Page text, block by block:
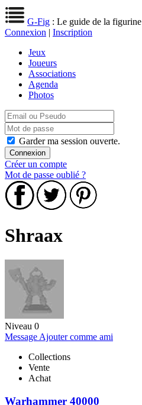
G-Fig : Le guide de la figurine
Connexion | Inscription
Jeux
Joueurs
Associations
Agenda
Photos
Garder ma session ouverte.
Créer un compte
Mot de passe oublié ?
Shraax
Niveau 0
Message Ajouter comme ami
Collections
Vente
Achat
Warhammer 40000